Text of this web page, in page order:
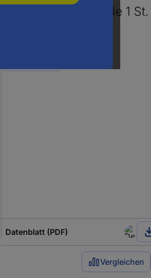
Brandmeldezentrale 1 St.
Datenblatt (PDF)
Vergleichen